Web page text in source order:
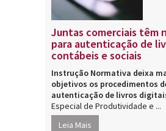
Juntas comerciais têm
para autenticação de
contábeis e sociais
Instrução Normativa deixa
objetivos os procedimentos
autenticação de livros
Especial de Produtividade e ...
Leia Mais